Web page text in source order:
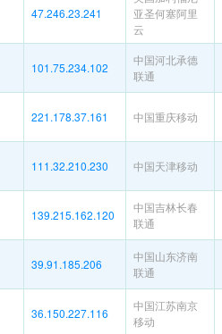
47.246.23.241
亚圣何塞阿里
云
101.75.234.102
中国河北承德
联通
221.178.37.161 中国重庆移动
111.32.210.230 中国天津移动
139.215.162.120
中国吉林长春
联通
39.91.185.206
中国山东济南
联通
36.150.227.116
中国江苏南京
移动